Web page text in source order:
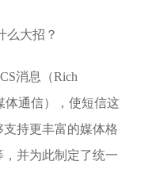
消息（Rich
体通信），使短信这
持更丰富的媒体格
并为此制定了统一